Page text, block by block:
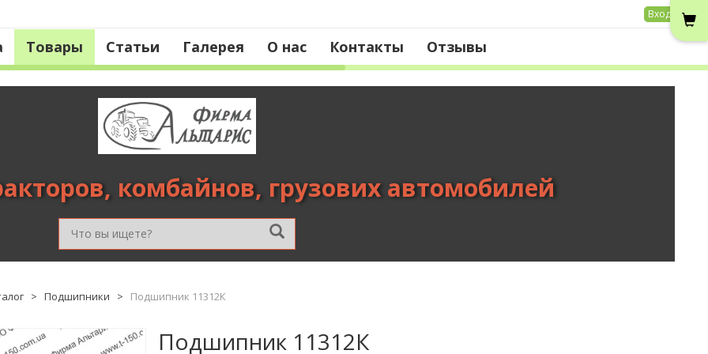
Вход
Товары Статьи Галерея О нас Контакты Отзывы
комбайнов, грузових автомобилей
> Подшипники > Подшипник 11312К
Подшипник 11312К